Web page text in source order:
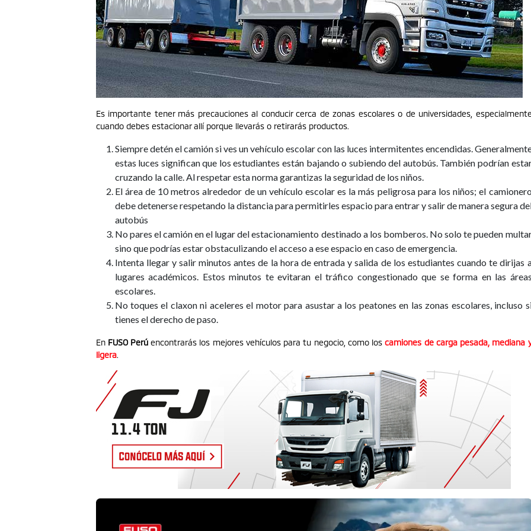
Es importante tener más precauciones al conducir cerca de zonas escolares o de universidades, especialmente
cuando debes estacionar allí porque llevarás o retirarás productos.
Siempre detén el camión si ves un vehículo escolar con las luces intermitentes encendidas.
estas luces significan que los estudiantes están bajando o subiendo del autobús. También podrían
cruzando la calle. Al respetar esta norma garantizas la seguridad de los niños.
El área de 10 metros alrededor de un vehículo escolar es la más peligrosa para los niños; el camionero
debe detenerse respetando la distancia para permitirles espacio para entrar y salir de manera segura
autobús
No pares el camión en el lugar del estacionamiento destinado a los bomberos. No solo te pueden
sino que podrías estar obstaculizando el acceso a ese espacio en caso de emergencia.
Intenta llegar y salir minutos antes de la hora de entrada y salida de los estudiantes cuando te dirijas
lugares académicos. Estos minutos te evitaran el tráfico congestionado que se forma en las áreas
escolares.
No toques el claxon ni aceleres el motor para asustar a los peatones en las zonas escolares, incluso
tienes el derecho de paso.
En FUSO Perú encontrarás los mejores vehículos para tu negocio, como loscamiones de carga pesada, mediana
ligera.